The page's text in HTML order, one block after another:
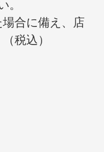
。
合に備え、店
税込）